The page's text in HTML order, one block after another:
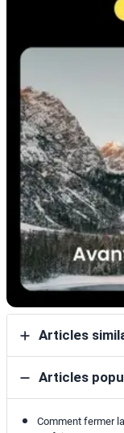
Articles
Articles
Comment fermer